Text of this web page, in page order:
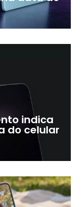
indica
do celular